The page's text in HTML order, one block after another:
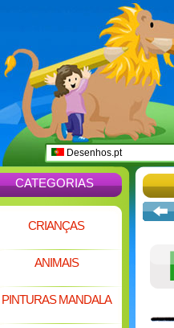
Desenhos.pt
CATEGORIAS
CRIANÇAS
ANIMAIS
PINTURAS MANDALA